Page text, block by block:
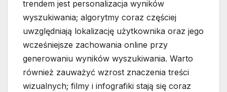
trendem jest personalizacja wyników
wyszukiwania; algorytmy coraz częściej
uwzględniają lokalizację użytkownika oraz jego
wcześniejsze zachowania online przy
generowaniu wyników wyszukiwania. Warto
również zauważyć wzrost znaczenia treści
wizualnych; filmy i infografiki stają się coraz